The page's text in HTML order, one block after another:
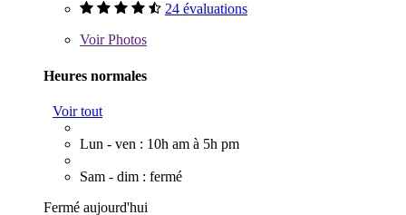
24 évaluations
VoirPhotos
Heures normales
Voir tout
Lun - ven : 10h am à 5h pm
Sam - dim : fermé
Fermé aujourd'hui